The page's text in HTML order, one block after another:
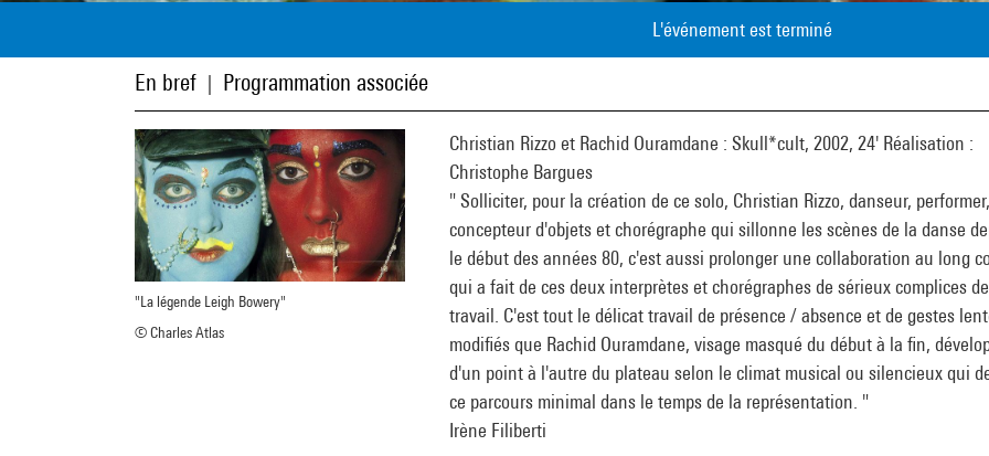
L'événement est terminé
En bref Programmation associée
"La légende Leigh Bowery"
© Charles Atlas
Christian Rizzo et Rachid Ouramdane : Skull*cult, 2002, 24' Réalisation :
Christophe Bargues
" Solliciter, pour la création de ce solo, Christian Rizzo, danseur, performer,
concepteur d'objets et chorégraphe qui sillonne les scènes de la danse
le début des années 80, c'est aussi prolonger une collaboration au long
qui a fait de ces deux interprètes et chorégraphes de sérieux complices de
travail. C'est tout le délicat travail de présence / absence et de gestes
modifiés que Rachid Ouramdane, visage masqué du début à la fin,
d'un point à l'autre du plateau selon le climat musical ou silencieux qui
ce parcours minimal dans le temps de la représentation. "
Irène Filiberti